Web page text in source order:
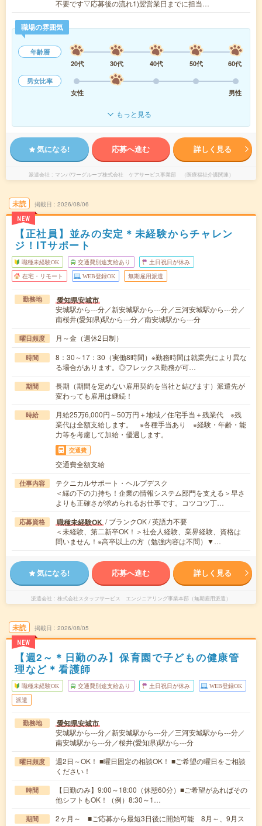
不要です▽応募後の流れ1)翌営業日までに担当…
職場の雰囲気
年齢層
20代
30代 40代 50代
60代
男女比率
女性
男性
もっと見る
気になる! 応募へ進む 詳しく見る
派遣会社 マンパワーグループ株式会社 ケアサービス事業部 （医療福祉介護関連）
未読
NEW
掲載日 2026/08/06
【正社員】並みの安定＊未経験からチャレン
ジ！ITサポート
職種未経験OK 交通費別途支給あり 土日祝日が休み
在宅・リモート WEB登録OK 無期雇用派遣
勤務地 愛知県安城市
安城駅から---分／新安城駅から---分／三河安城駅から---分／
南桜井(愛知県)駅から---分／南安城駅から---分
曜日頻度 月～金（週休2日制）
時間
8：30～17：30（実働8時間）※勤務時間は就業先により異な
る場合があります。◎フレックス勤務が可…
期間
長期（期間を定めない雇用契約を当社と結びます）派遣先が
変わっても雇用は継続！
時給
月給25万6,000円～50万円＋地域／住宅手当＋残業代 ※残
業代は全額支給します。 ※各種手当あり ※経験・年齢・能
力等を考慮して加給・優遇します。
交通費
交通費全額支給
仕事内容
テクニカルサポート・ヘルプデスク
＜縁の下の力持ち！企業の情報システム部門を支える＞早さ
よりも正確さが求められるお仕事です。コツコツ丁…
応募資格 職種未経験OK / ブランクOK / 英語力不要
＜未経験、第二新卒OK！＞社会人経験、業界経験、資格は
問いません！※高卒以上の方（勉強内容は不問）▼…
気になる! 応募へ進む 詳しく見る
派遣会社 株式会社スタッフサービス エンジニアリング事業本部（無期雇用派遣）
未読
NEW
掲載日 2026/08/05
【週2～＊日勤のみ】保育園で子どもの健康管
理など＊看護師
職種未経験OK 交通費別途支給あり 土日祝日が休み WEB登録OK
派遣
勤務地 愛知県安城市
安城駅から---分／新安城駅から---分／三河安城駅から---分／
南安城駅から---分／桜井(愛知県)駅から---分
曜日頻度
週2日～OK！ ■曜日固定の相談OK！ ■ご希望の曜日をご相談
ください！
時間
【日勤のみ】9:00～18:00（休憩60分）■ご希望があればその
他シフトもOK！（例）8:30～1…
期間
2ヶ月～ ■ご応募から最短3日後に開始可能 8月～、9月ス